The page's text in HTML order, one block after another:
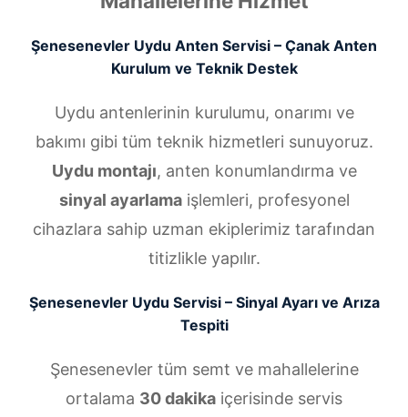
Şenesenevler Uydu Anten Servisi – Çanak Anten
Kurulum ve Teknik Destek
Uydu antenlerinin kurulumu, onarımı ve
bakımı gibi tüm teknik hizmetleri sunuyoruz.
Uydu montajı, anten konumlandırma ve
sinyal ayarlamaişlemleri, profesyonel
cihazlara sahip uzman ekiplerimiz tarafından
titizlikle yapılır.
Şenesenevler Uydu Servisi – Sinyal Ayarı ve Arıza
Tespiti
Şenesenevler tüm semt ve mahallelerine
ortalama 30 dakika içerisinde servis